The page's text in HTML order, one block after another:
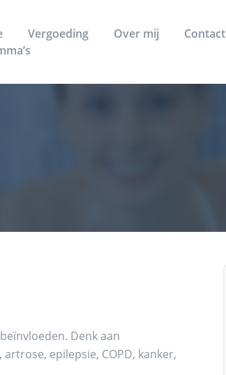
Vergoeding Over mij Contact
Denk aan
epilepsie, COPD, kanker,